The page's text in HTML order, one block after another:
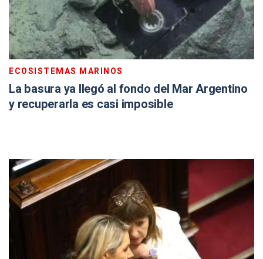
ECOSISTEMAS MARINOS
La basura ya llegó al fondo del Mar Argentino
y recuperarla es casi imposible